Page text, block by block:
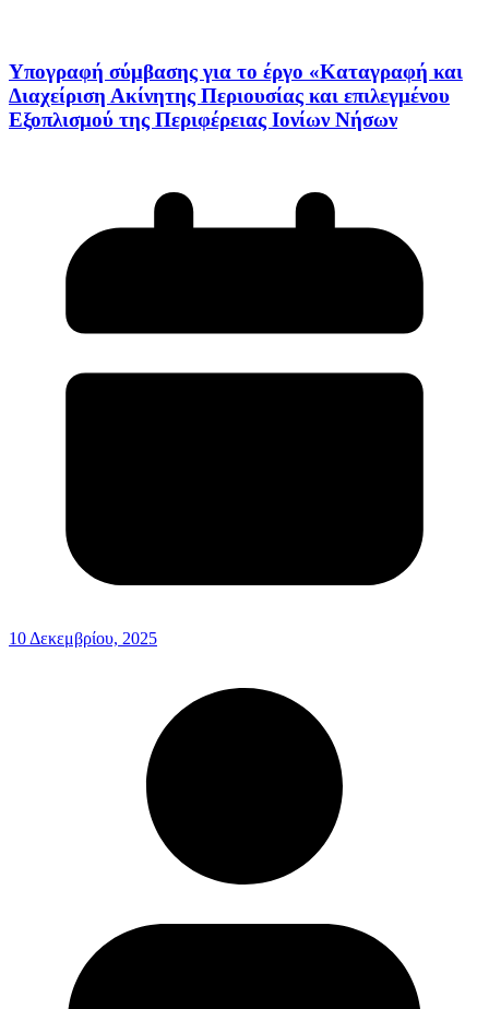
Υπογραφή σύμβασης για το έργο «Καταγραφή και
Διαχείριση Ακίνητης Περιουσίας και επιλεγμένου
Εξοπλισμού της Περιφέρειας Ιονίων Νήσων
10 Δεκεμβρίου, 2025